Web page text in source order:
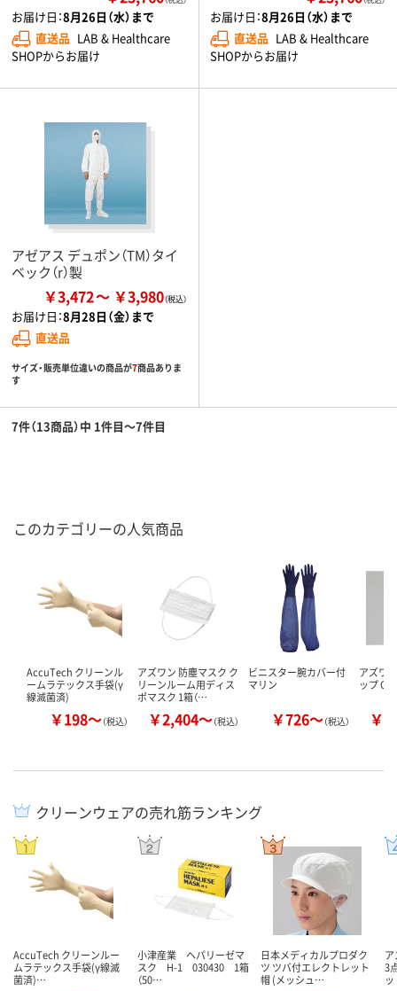
お届け日：8月26日（水）まで
直送品 LAB & Healthcare
SHOPからお届け
お届け日：8月26日（水）まで
直送品 LAB & Healthcare
SHOPからお届け
アゼアス デュポン（TM）タイ
ベック（r）製
￥3,472 ￥3,980
お届け日：8月28日（金）まで
直送品
サイズ・販売単位違いの商品が7商品ありま
す
7件（13商品）中 1件目～7件目
このカテゴリーの人気商品
AccuTech クリーンル
ームラテックス手袋(γ
線滅菌済)
￥198～（税込）
アズワン 防塵マスク ク
リーンルーム用ディス
ポマスク 1箱（…
￥2,404～（税込）
ビニスター腕カバー付
マリン
￥726～（税込）
アズワ
ップ
￥
クリーンウェアの売れ筋ランキング
AccuTech クリーンルー
ムラテックス手袋(γ線滅
菌済)…
小津産業 ヘパリーゼマ
スク H-1 030430 1箱
（50…
日本メディカルプロダク
ツ ツバ付エレクトレット
帽 (メッシュ…
3